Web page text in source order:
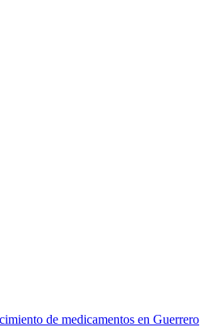
de medicamentos en Guerrero